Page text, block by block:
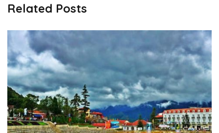
Related Posts